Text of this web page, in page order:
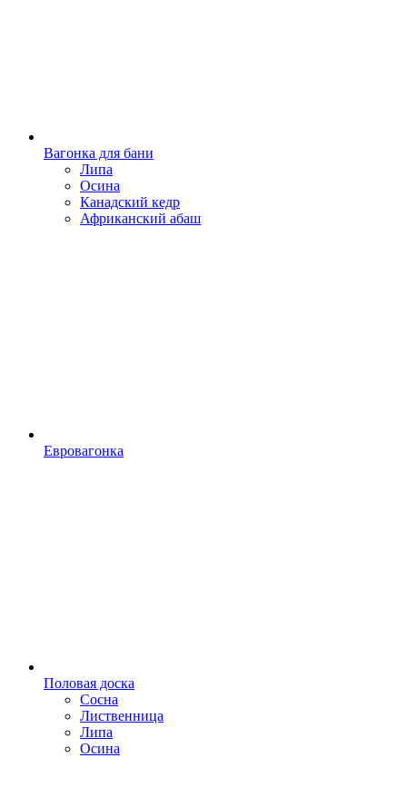
Вагонка для бани
Липа
Осина
Канадский кедр
Африканский абаш
Евровагонка
Половая доска
Сосна
Лиственница
Липа
Осина